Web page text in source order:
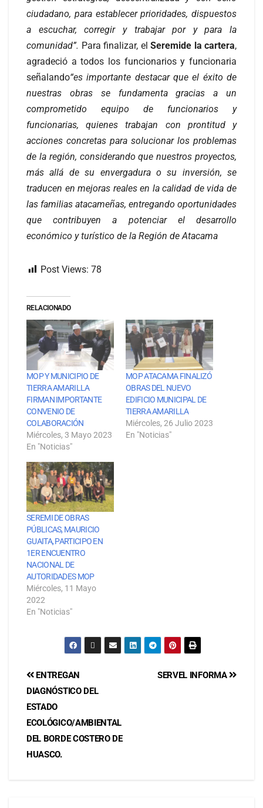
ciudadano, para establecer prioridades, dispuestos
a escuchar, corregir y trabajar por y para la
comunidad”. Para finalizar, el Seremide la cartera,
agradeció a todos los funcionarios y funcionaria
señalando“es importante destacar que el éxito de
nuestras obras se fundamenta gracias a un
comprometido equipo de funcionarios y
funcionarias, quienes trabajan con prontitud y
acciones concretas para solucionar los problemas
de la región, considerando que nuestros proyectos,
más allá de su envergadura o su inversión, se
traducen en mejoras reales en la calidad de vida de
las familias atacameñas, entregando oportunidades
que contribuyen a potenciar el desarrollo
económico y turístico de la Región de Atacama
Post Views: 78
RELACIONADO
MOP Y MUNICIPIO DE
TIERRA AMARILLA
FIRMAN IMPORTANTE
CONVENIO DE
COLABORACIÓN
Miércoles, 3 Mayo 2023
En "Noticias"
MOP ATACAMA FINALIZÓ
OBRAS DEL NUEVO
EDIFICIO MUNICIPAL DE
TIERRA AMARILLA
Miércoles, 26 Julio 2023
En "Noticias"
SEREMI DE OBRAS
PÚBLICAS, MAURICIO
GUAITA, PARTICIPO EN
1ER ENCUENTRO
NACIONAL DE
AUTORIDADES MOP
Miércoles, 11 Mayo
2022
En "Noticias"
SERVEL INFORMA
ENTREGAN
DIAGNÓSTICO DEL
ESTADO
ECOLÓGICO/AMBIENTAL
DEL BORDE COSTERO DE
HUASCO.